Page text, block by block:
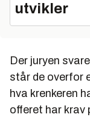
utvikler
Der juryen
står de overfor
hva krenkeren
offeret har krav